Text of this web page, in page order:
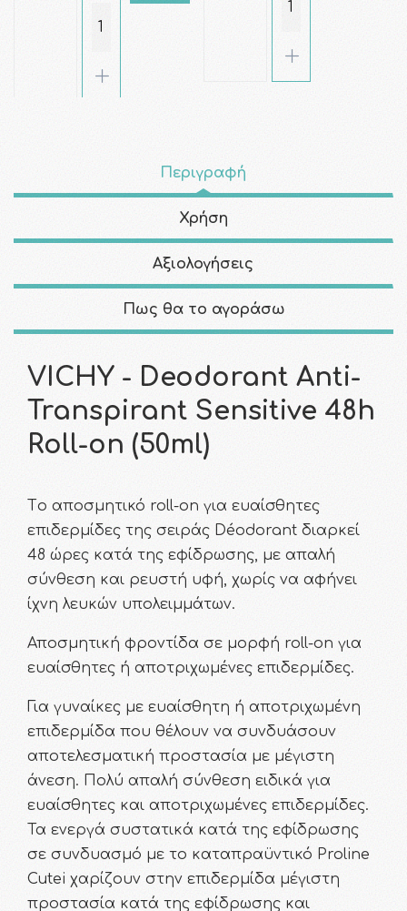
Περιγραφή
Χρήση
Αξιολογήσεις
Πως θα το αγοράσω
VICHY - Deodorant Anti-
Transpirant Sensitive 48h
Roll-on (50ml)
Tο αποσμητικό roll-on για ευαίσθητες
επιδερμίδες της σειράς Déodorant διαρκεί
48 ώρες κατά της εφίδρωσης, με απαλή
σύνθεση και ρευστή υφή, χωρίς να αφήνει
ίχνη λευκών υπολειμμάτων.
Αποσμητική φροντίδα σε μορφή roll-on για
ευαίσθητες ή αποτριχωμένες επιδερμίδες.
Για γυναίκες με ευαίσθητη ή αποτριχωμένη
επιδερμίδα που θέλουν να συνδυάσουν
αποτελεσματική προστασία με μέγιστη
άνεση. Πολύ απαλή σύνθεση ειδικά για
ευαίσθητες και αποτριχωμένες επιδερμίδες.
Τα ενεργά συστατικά κατά της εφίδρωσης
σε συνδυασμό με το καταπραϋντικό Proline
Cutei χαρίζουν στην επιδερμίδα μέγιστη
προστασία κατά της εφίδρωσης και